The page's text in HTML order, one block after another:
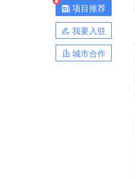
项目推荐
我要入驻
城市合作